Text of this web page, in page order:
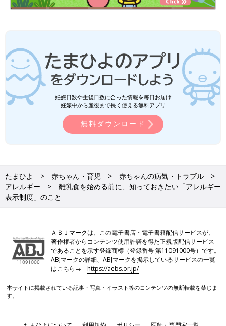
妊娠日数や生後日数に合った情報を毎日お届け
妊娠中から産後まで長く使える無料アプリ
無料ダウンロード
たまひよ 赤ちゃん・育児
赤ちゃんの病気・トラブル
アレルギー
離乳食を始める前に、知っておきたい「アレルギー
表示制度」のこと
ＡＢＪマークは、この電子書店・電子書籍配信サービスが、
著作権者からコンテンツ使用許諾を得た正規版配信サービス
であることを示す登録商標（登録番号 第11091000号）です。
ABJマークの詳細、ABJマークを掲示しているサービスの一覧
はこちら→https://aebs.or.jp/
本サイトに掲載されている記事・写真・イラスト等のコンテンツの無断転載を禁じま
す。